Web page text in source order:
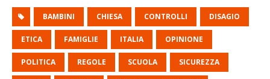
BAMBINI CHIESA CONTROLLI DISAGIO
ETICA FAMIGLIE ITALIA OPINIONE
POLITICA REGOLE SCUOLA SICUREZZA